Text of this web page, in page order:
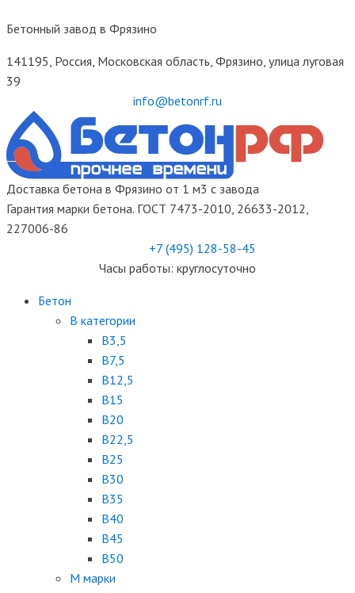
Бетонный завод в Фрязино
141195, Россия, Московская область, Фрязино, улица луговая
39
info@betonrf.ru
Доставка бетона в Фрязино от 1 м3 с завода
Гарантия марки бетона. ГОСТ 7473-2010, 26633-2012,
227006-86
+7 (495) 128-58-45
Часы работы: круглосуточно
Бетон
B категории
B3,5
B7,5
B12,5
B15
B20
B22,5
B25
B30
B35
B40
B45
B50
М марки